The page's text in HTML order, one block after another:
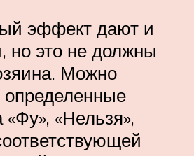
эффект дают и
но это не должны
Можно
определенные
«Нельзя»,